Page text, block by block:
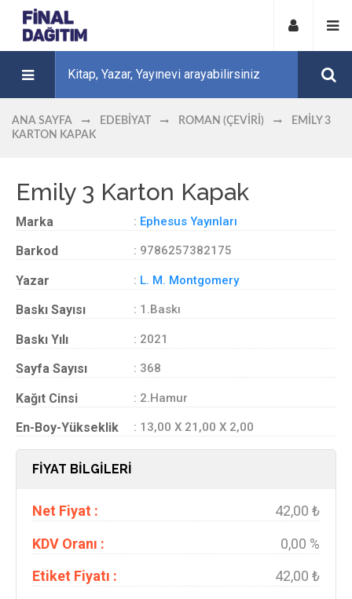
ANA SAYFA EDEBIYAT ROMAN (ÇEVIRI)
EMILY 3
KARTON KAPAK
Emily 3 Karton Kapak
Marka : Ephesus Yayınları
Barkod : 9786257382175
Yazar : L. M. Montgomery
Baskı Sayısı : 1.Baskı
Baskı Yılı : 2021
Sayfa Sayısı : 368
Kağıt Cinsi : 2.Hamur
En-Boy-Yükseklik : 13,00 X 21,00 X 2,00
FİYAT BİLGİLERİ
Net Fiyat :
42,00 ₺
KDV Oranı :
0,00 %
Etiket Fiyatı :
42,00 ₺